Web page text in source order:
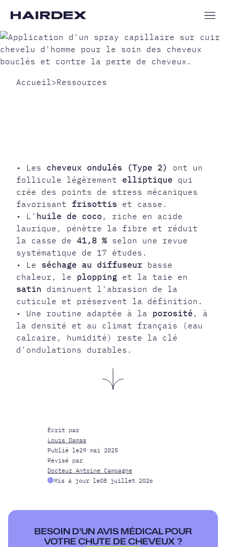
Accueil >Ressources
• Les cheveux ondulés (Type 2)
ont un
follicule légèrement elliptique qui
crée des points de stress mécaniques
favorisant frisottis et casse.
• L' huile de coco , riche en acide
laurique, pénètre la fibre et réduit
la casse de 41,8 % selon une revue
systématique de 17 études.
• Le séchage au diffuseur basse
chaleur, le plopping et la taie en
satin diminuent l'abrasion de la
cuticule et préservent la définition.
• Une routine adaptée à la porosité , à
la densité et au climat français (eau
calcaire, humidité) reste la clé
d'ondulations durables.
Écrit par
Louis Damas
Publié le29 mai 2025
Révisé par
Docteur Antoine Campagne
Mis à jour le08 juillet 2026
BESOIN D'UN AVIS MÉDICAL POUR
VOTRE CHUTE DE CHEVEUX ?